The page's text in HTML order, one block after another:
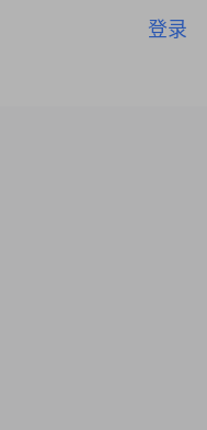
登录